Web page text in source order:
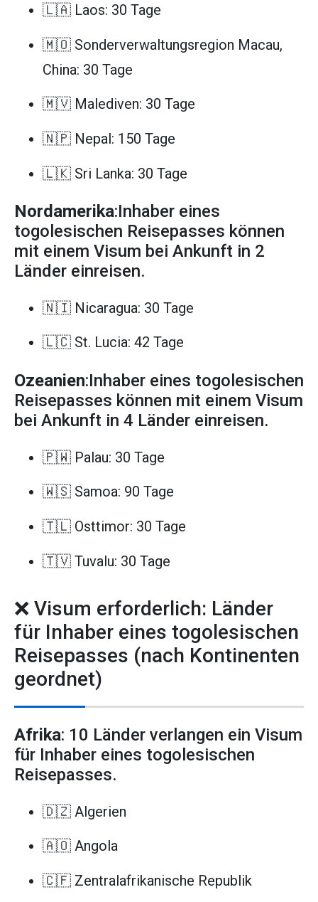
🇱🇦 Laos: 30 Tage
🇲🇴 Sonderverwaltungsregion Macau,
China: 30 Tage
🇲🇻 Malediven: 30 Tage
🇳🇵 Nepal: 150 Tage
🇱🇰 Sri Lanka: 30 Tage
Nordamerika:Inhaber eines
togolesischen Reisepasses können
mit einem Visum bei Ankunft in 2
Länder einreisen.
🇳🇮 Nicaragua: 30 Tage
🇱🇨 St. Lucia: 42 Tage
Ozeanien:Inhaber eines togolesischen
Reisepasses können mit einem Visum
bei Ankunft in 4 Länder einreisen.
🇵🇼 Palau: 30 Tage
🇼🇸 Samoa: 90 Tage
🇹🇱 Osttimor: 30 Tage
🇹🇻 Tuvalu: 30 Tage
❌ Visum erforderlich: Länder
für Inhaber eines togolesischen
Reisepasses (nach Kontinenten
geordnet)
Afrika: 10 Länder verlangen ein Visum
für Inhaber eines togolesischen
Reisepasses.
🇩🇿 Algerien
🇦🇴 Angola
🇨🇫 Zentralafrikanische Republik